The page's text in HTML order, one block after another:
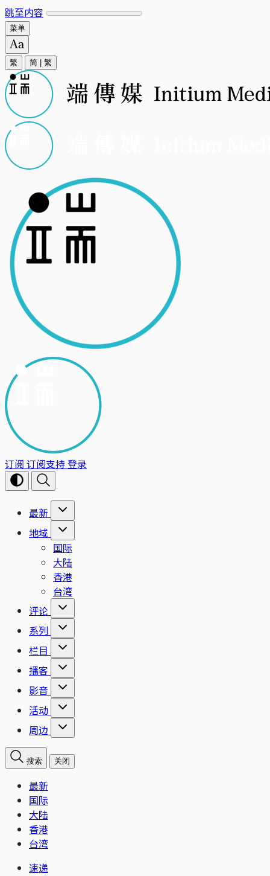
跳至内容
菜单
繁 简 繁
订阅 订阅支持登录
最新
地域
国际
大陆
香港
台湾
评论
系列
栏目
播客
影音
活动
周边
搜索 关闭
最新
国际
大陆
香港
台湾
速递